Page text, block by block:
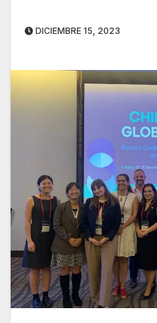
DICIEMBRE 15, 2023